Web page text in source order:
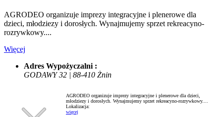
AGRODEO organizuje imprezy integracyjne i plenerowe dla
dzieci, młodziezy i dorosłych. Wynajmujemy sprzet rekreacyno-
rozrywkowy....
Więcej
Adres Wypożyczalni :
GODAWY 32 | 88-410 Żnin
AGRODEO organizuje imprezy integracyjne i plenerowe dla dzieci,
młodziezy i dorosłych. Wynajmujemy sprzet rekreacyno-rozrywkowy....
Lokalizacja:
więcej